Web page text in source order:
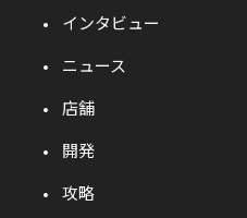
インタビュー
ニュース
店舗
開発
攻略